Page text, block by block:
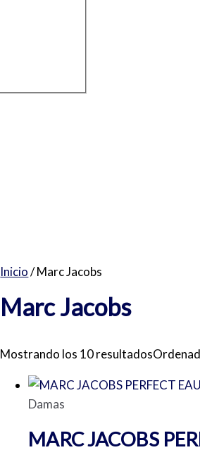
Inicio/ Marc Jacobs
Marc Jacobs
Mostrando los 10 resultados
Damas
MARC JACOBS